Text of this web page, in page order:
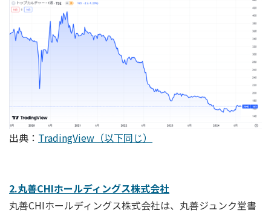
出典： TradingView（以下同じ）
2.丸善CHIホールディングス株式会社
丸善CHIホールディングス株式会社は、丸善ジュンク堂書